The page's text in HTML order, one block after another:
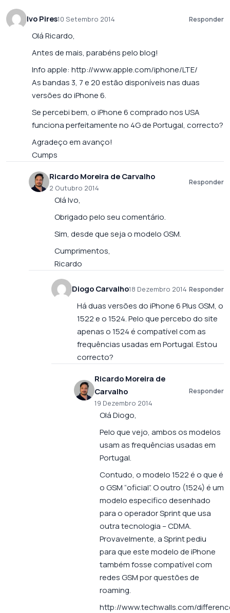
Ivo Pires10 Setembro 2014 Responder
Olá Ricardo,
Antes de mais, parabéns pelo blog!
Info apple: http://www.apple.com/iphone/LTE/
As bandas 3, 7 e 20 estão disponíveis nas duas
versões do iPhone 6.
Se percebi bem, o iPhone 6 comprado nos USA
funciona perfeitamente no 4G de Portugal, correcto?
Agradeço em avanço!
Cumps
Ricardo Moreira de Carvalho
2 Outubro 2014
Responder
Olá Ivo,
Obrigado pelo seu comentário.
Sim, desde que seja o modelo GSM.
Cumprimentos,
Ricardo
Diogo Carvalho18 Dezembro 2014 Responder
Há duas versões do iPhone 6 Plus GSM, o
1522 e o 1524. Pelo que percebo do site
apenas o 1524 é compatível com as
frequências usadas em Portugal. Estou
correcto?
Ricardo Moreira de
Carvalho
19 Dezembro 2014
Responder
Olá Diogo,
Pelo que vejo, ambos os modelos
usam as frequências usadas em
Portugal.
Contudo, o modelo 1522 é o que é
o GSM “oficial”. O outro (1524) é um
modelo especifico desenhado
para o operador Sprint que usa
outra tecnologia – CDMA.
Provavelmente, a Sprint pediu
para que este modelo de iPhone
também fosse compatível com
redes GSM por questões de
roaming.
http://www.techwalls.com/